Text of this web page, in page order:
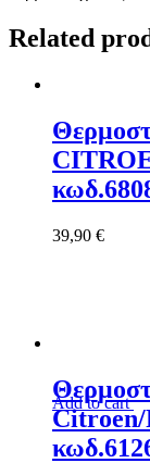
Related
39,90 €
Add to cart
Citroen/